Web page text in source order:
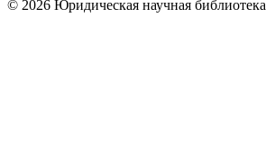
© 2026 Юридическая научная библиотека